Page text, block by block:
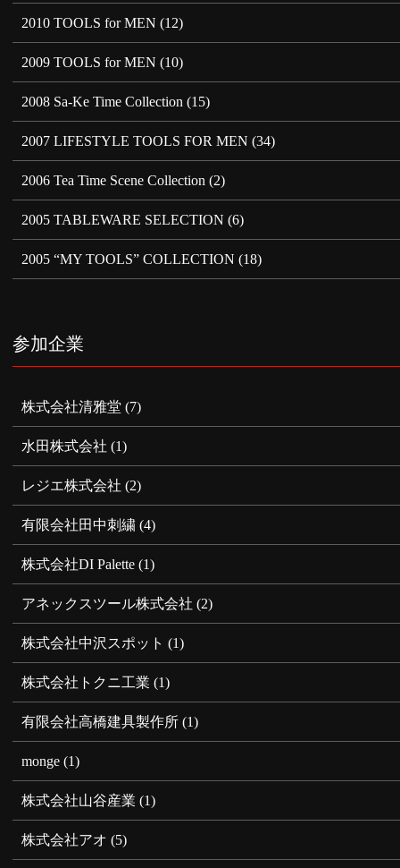
2010 TOOLS for MEN (12)
2009 TOOLS for MEN (10)
2008 Sa-Ke Time Collection (15)
2007 LIFESTYLE TOOLS FOR MEN (34)
2006 Tea Time Scene Collection (2)
2005 TABLEWARE SELECTION (6)
2005 “MY TOOLS” COLLECTION (18)
参加企業
株式会社清雅堂 (7)
水田株式会社 (1)
レジエ株式会社 (2)
有限会社田中刺繍 (4)
株式会社DI Palette (1)
アネックスツール株式会社 (2)
株式会社中沢スポット (1)
株式会社トクニ工業 (1)
有限会社高橋建具製作所 (1)
monge (1)
株式会社山谷産業 (1)
株式会社アオ (5)